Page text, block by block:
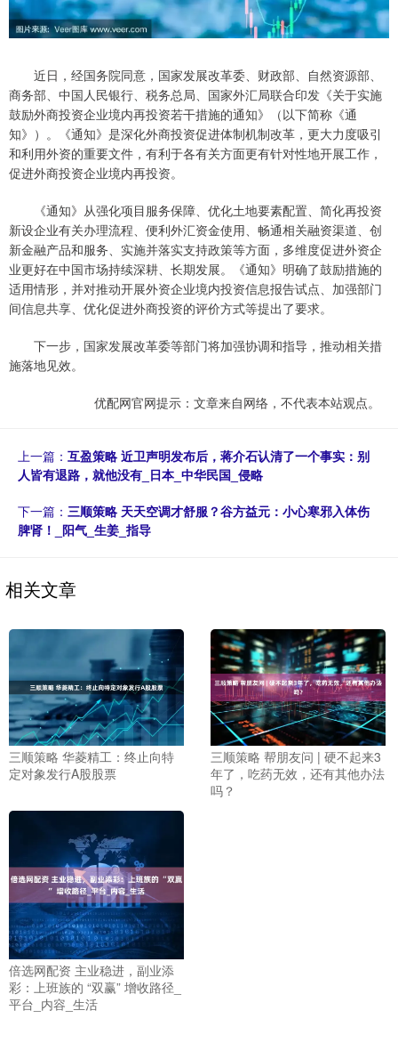
近日，经国务院同意，国家发展改革委、财政部、自然资源部、
商务部、中国人民银行、税务总局、国家外汇局联合印发《关于实施
鼓励外商投资企业境内再投资若干措施的通知》（以下简称《通
知》）。《通知》是深化外商投资促进体制机制改革，更大力度吸引
和利用外资的重要文件，有利于各有关方面更有针对性地开展工作，
促进外商投资企业境内再投资。
《通知》从强化项目服务保障、优化土地要素配置、简化再投资
新设企业有关办理流程、便利外汇资金使用、畅通相关融资渠道、创
新金融产品和服务、实施并落实支持政策等方面，多维度促进外资企
业更好在中国市场持续深耕、长期发展。《通知》明确了鼓励措施的
适用情形，并对推动开展外资企业境内投资信息报告试点、加强部门
间信息共享、优化促进外商投资的评价方式等提出了要求。
下一步，国家发展改革委等部门将加强协调和指导，推动相关措
施落地见效。
优配网官网提示：文章来自网络，不代表本站观点。
上一篇： 互盈策略 近卫声明发布后，蒋介石认清了一个事实：别
人皆有退路，就他没有_日本_中华民国_侵略
下一篇： 三顺策略 天天空调才舒服？谷方益元：小心寒邪入体伤
脾肾！_阳气_生姜_指导
相关文章
三顺策略 华菱精工：终止向特
定对象发行A股股票
三顺策略 帮朋友问 | 硬不起来3
年了，吃药无效，还有其他办法
吗？
倍选网配资 主业稳进，副业添
彩：上班族的 “双赢” 增收路径_
平台_内容_生活